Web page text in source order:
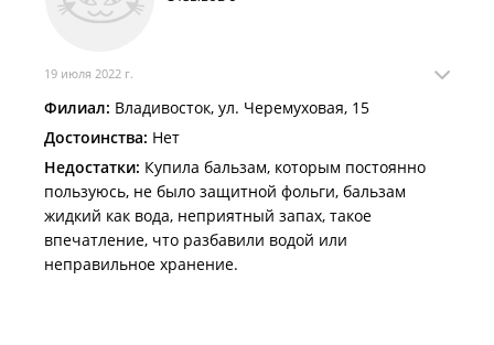
19 июля 2022 г.
Филиал: Владивосток, ул. Черемуховая, 15
Достоинства: Нет
Недостатки: Купила бальзам, которым постоянно
пользуюсь, не было защитной фольги, бальзам
жидкий как вода, неприятный запах, такое
впечатление, что разбавили водой или
неправильное хранение.